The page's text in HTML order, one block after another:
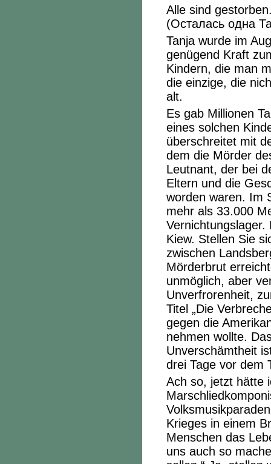
Alle sind
(Осталась одна
Tanja wurde im
genügend Kraft
Kindern, die man
die einzige, die
alt.
Es gab Millionen
eines solchen
überschreitet mit
dem die Mörder
Leutnant, der bei
Eltern und die
worden waren. Im
mehr als 33.000
Kiew. Stellen Sie
zwischen
Mörderbrut
unmöglich, aber
Unverfrorenheit,
Titel „Die
gegen die
nehmen wollte.
Unverschämtheit
drei Tage vor dem
Ach so, jetzt hätte
Krieges in einem
Menschen das
uns auch so